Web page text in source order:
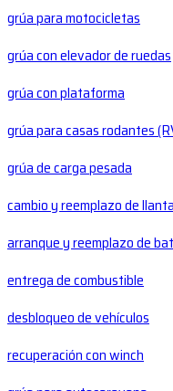
grúa para motocicletas
grúa con elevador de ruedas
grúa con plataforma
grúa para casas rodantes
grúa de carga pesada
cambio y reemplazo de
arranque y reemplazo de
entrega de combustible
desbloqueo de vehículos
recuperación con winch